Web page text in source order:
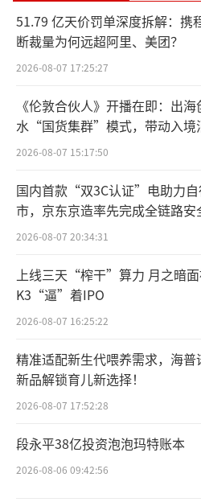
据了解，作为千城
措，叮当快药以“一站
决方案”，从药品供应链
务、运营赋能四大方向
终端。
在药品供应层面，
直接对接源头工厂供给
通过开放共享叮当自营
汇”，确保药品供应的稳
解，基于叮当健康与数
的“FSC”药企联盟，叮
叮当快药在数字基建
持药店终端的经营。首先
叮当快药提供POP系统支
提供SaaS系统支持，利
对“消费者”这一核心角色
51.79 亿天价罚单深度拆解：携
断裁量为何远超阿里、美团？
2026-08-07 17:25:27
《伦敦合伙人》开播在即：出
水“国货集群”模式，带动入境
向种草
2026-08-07 15:17:50
国内首款“双3C认证”电助力自
市，京东京造率先完成全链路安
2026-08-07 20:34:31
上线三天“榨干”算力 月之暗
K3“逼”着IPO
2026-08-07 16:25:22
精准适配新生代喂养需求，海普
新品解锁育儿新选择！
2026-08-07 17:52:28
段永平38亿投资泡泡玛特账本
2026-08-06 09:42:56